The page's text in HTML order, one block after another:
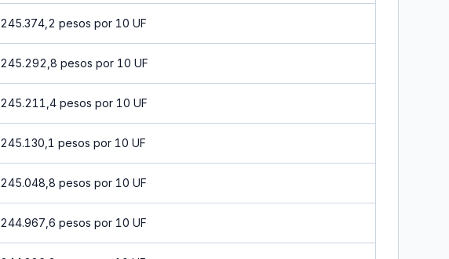
245.374,2 pesos por 10 UF
245.292,8 pesos por 10 UF
245.211,4 pesos por 10 UF
245.130,1 pesos por 10 UF
245.048,8 pesos por 10 UF
244.967,6 pesos por 10 UF